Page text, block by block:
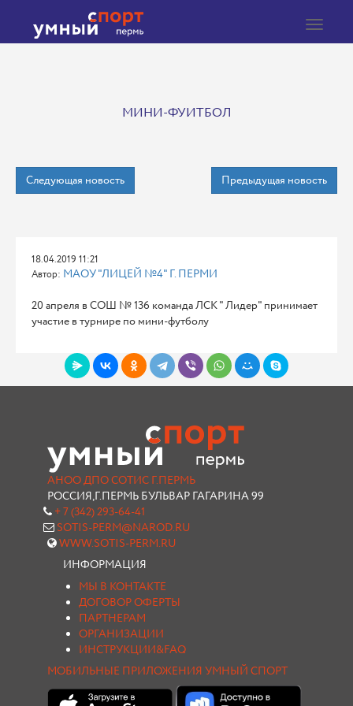
Toggle
МИНИ-ФУИТБОЛ
Следующая новость Предыдущая новость
18.04.2019 11:21
Автор: МАОУ "ЛИЦЕЙ №4" Г. ПЕРМИ
20 апреля в СОШ № 136 команда ЛСК " Лидер" принимает
участие в турнире по мини-футболу
АНОО ДПО СОТИС Г.ПЕРМЬ
РОССИЯ,Г.ПЕРМЬ БУЛЬВАР ГАГАРИНА 99
+ 7 (342) 293-64-41
SOTIS-PERM@NAROD.RU
WWW.SOTIS-PERM.RU
ИНФОРМАЦИЯ
МЫ В КОНТАКТЕ
ДОГОВОР ОФЕРТЫ
ПАРТНЕРАМ
ОРГАНИЗАЦИИ
ИНСТРУКЦИИ&FAQ
МОБИЛЬНЫЕ ПРИЛОЖЕНИЯ УМНЫЙ СПОРТ